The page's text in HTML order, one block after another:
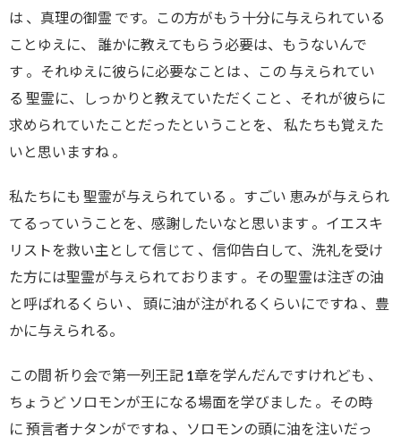
は 、真理の御霊 です。この方がもう十分に与えられている
ことゆえに、 誰かに教えてもらう必要は、もうないんで
す 。それゆえに彼らに必要なことは 、この 与えられてい
る 聖霊に、しっかりと教えていただくこと 、それが彼らに
求められていたことだったということを、 私たちも覚えた
いと思いますね 。
私たちにも 聖霊が与えられている 。すごい 恵みが与えられ
てるっていうことを、感謝したいなと思います 。イエスキ
リストを救い主として信じて 、信仰告白して、洗礼を受け
た方には聖霊が与えられております 。その聖霊は注ぎの油
と呼ばれるくらい 、 頭に油が注がれるくらいにですね 、豊
かに与えられる。
この間 祈り会で第一列王記 1章を学んだんですけれども 、
ちょうど ソロモンが王になる場面を学びました 。その時
に 預言者ナタンがですね 、ソロモンの頭に油を注いだっ